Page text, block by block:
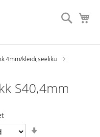
Otsi
4mm/kleidi,seeliku
S40,4mm